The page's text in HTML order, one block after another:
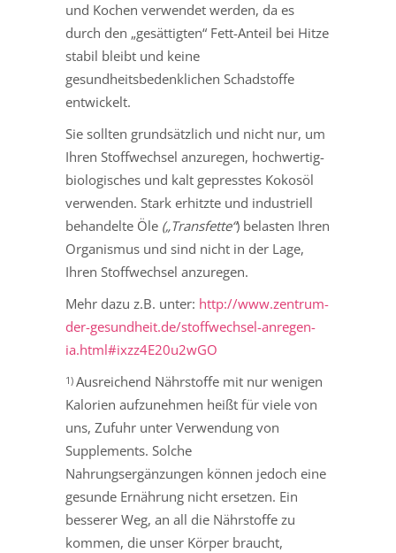
und Kochen verwendet werden, da es
durch den „gesättigten“ Fett-Anteil bei Hitze
stabil bleibt und keine
gesundheitsbedenklichen Schadstoffe
entwickelt.
Sie sollten grundsätzlich und nicht nur, um
Ihren Stoffwechsel anzuregen, hochwertig-
biologisches und kalt gepresstes Kokosöl
verwenden. Stark erhitzte und industriell
behandelte Öle („Transfette“) belasten Ihren
Organismus und sind nicht in der Lage,
Ihren Stoffwechsel anzuregen.
Mehr dazu z.B. unter: http://www.zentrum-
der-gesundheit.de/stoffwechsel-anregen-
ia.html#ixzz4E20u2wGO
1) Ausreichend Nährstoffe mit nur wenigen
Kalorien aufzunehmen heißt für viele von
uns, Zufuhr unter Verwendung von
Supplements. Solche
Nahrungsergänzungen können jedoch eine
gesunde Ernährung nicht ersetzen. Ein
besserer Weg, an all die Nährstoffe zu
kommen, die unser Körper braucht,